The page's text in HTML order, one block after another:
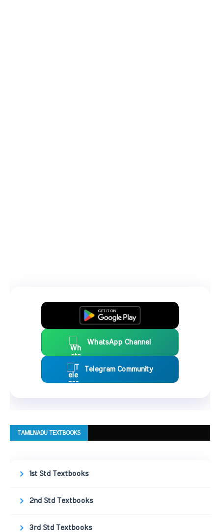
WhatsApp Channel
Telegram Community
TAMILNADU TEXTBOOKS
1st Std Textbooks
2nd Std Textbooks
3rd Std Textbooks